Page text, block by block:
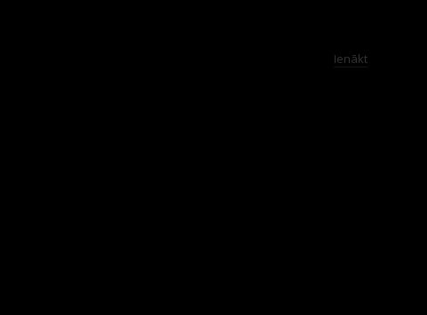
Ienākt